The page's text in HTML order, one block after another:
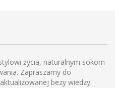
życia, naturalnym sokom
Zapraszamy do
bezy wiedzy.